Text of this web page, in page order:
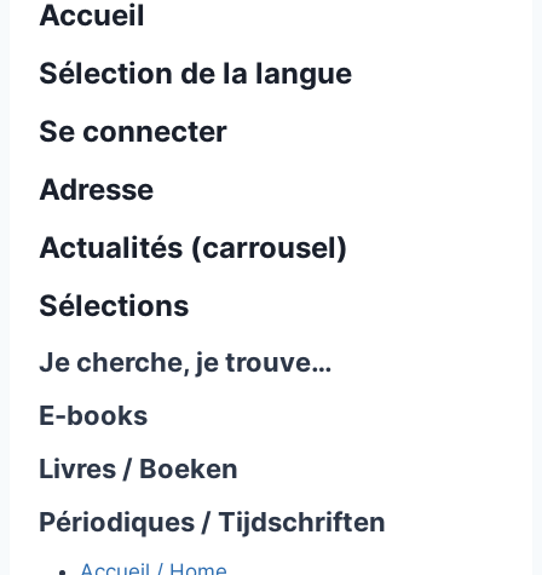
Accueil
Sélection de la langue
Se connecter
Adresse
Actualités (carrousel)
Sélections
Je cherche, je trouve…
E-books
Livres / Boeken
Périodiques / Tijdschriften